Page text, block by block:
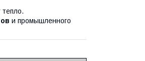
тепло.
и промышленного